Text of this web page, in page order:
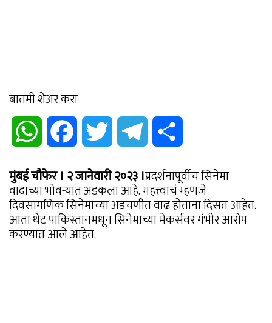
बातमी शेअर करा
WhatsApp Facebook Twitter Telegram
मुंबई चौफेर । २ जानेवारी २०२३ ।प्रदर्शनापूर्वीच सिनेमा
वादाच्या भोवऱ्यात अडकला आहे. महत्त्वाचं म्हणजे
दिवसागणिक सिनेमाच्या अडचणीत वाढ होताना दिसत आहेत.
आता थेट पाकिस्तानमधून सिनेमाच्या मेकर्सवर गंभीर आरोप
करण्यात आले आहेत.